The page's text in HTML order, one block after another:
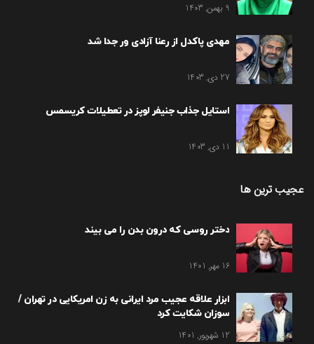
9 بهمن, 1403
مهدی پاکدل از رعنا آزادی ور جدا شد
27 دی, 1403
استایل جذاب جنیفر لوپز در تعطیلات کریسمس
11 دی, 1403
عجیب ترین ها
دختر روسی که درون بدن را می بیند
16 مهر, 1401
ابزار علاقه عجیب مرد ایرانی به زن امریکایی در تهران /
سوزان شکایت کرد
12 شهریور, 1401